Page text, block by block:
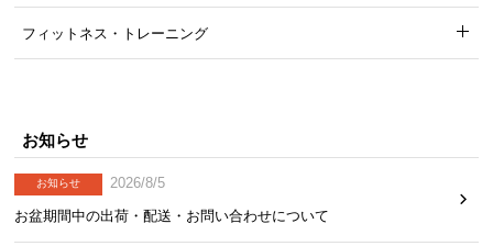
フィットネス・トレーニング
お知らせ
お知らせ
2026/8/5
お盆期間中の出荷・配送・お問い合わせについて